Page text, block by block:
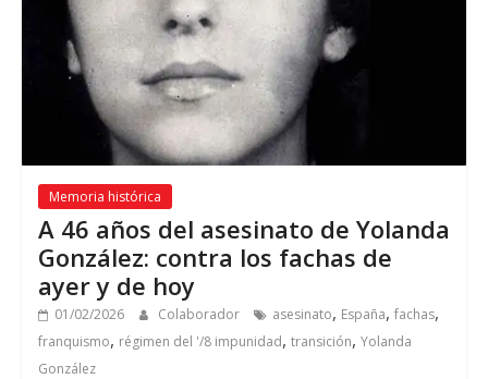
Memoria histórica
A 46 años del asesinato de Yolanda
González: contra los fachas de
ayer y de hoy
01/02/2026 Colaborador asesinato, España, fachas,
franquismo, régimen del '/8 impunidad, transición, Yolanda
González